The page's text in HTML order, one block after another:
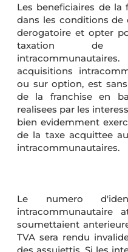
Les beneficiaires de la
dans les conditions
derogatoire et opter
taxation de
acquisitions
ou sur option, est
de la franchise en
realisees par les
bien evidemment
de la taxe acquittee
intracommunautaires.
Le numero
intracommunautaire
soumettaient
TVA sera rendu
des assujettis. Si les